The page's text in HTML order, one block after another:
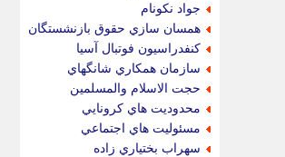
جواد نكونام
همسان سازي حقوق بازنشستگان
كنفدراسيون فوتبال آسيا
سازمان همكاري شانگهاي
حجت الاسلام والمسلمين
محدوديت هاي كرونايي
مسئوليت هاي اجتماعي
سهراب بختياري زاده